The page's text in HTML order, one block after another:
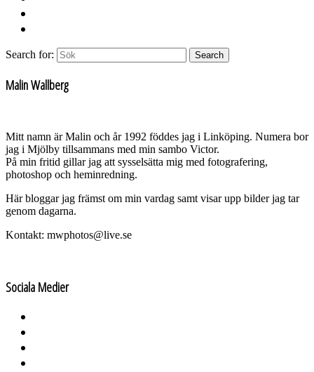
Search for: Search
Malin Wallberg
Mitt namn är Malin och år 1992 föddes jag i Linköping. Numera bor
jag i Mjölby tillsammans med min sambo Victor.
På min fritid gillar jag att sysselsätta mig med fotografering,
photoshop och heminredning.
Här bloggar jag främst om min vardag samt visar upp bilder jag tar
genom dagarna.
Kontakt: mwphotos@live.se
Sociala Medier